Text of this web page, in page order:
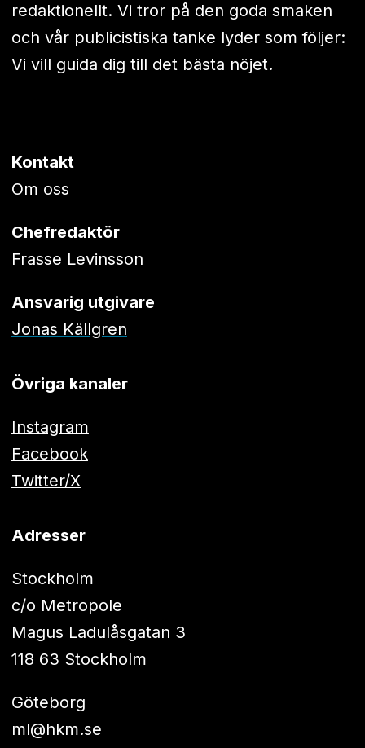
redaktionellt. Vi tror på den goda smaken
och vår publicistiska tanke lyder som följer:
Vi vill guida dig till det bästa nöjet.
Kontakt
Om oss
Chefredaktör
Frasse Levinsson
Ansvarig utgivare
Jonas Källgren
Övriga kanaler
Instagram
Facebook
Twitter/X
Adresser
Stockholm
c/o Metropole
Magus Ladulåsgatan 3
118 63 Stockholm
Göteborg
ml@hkm.se